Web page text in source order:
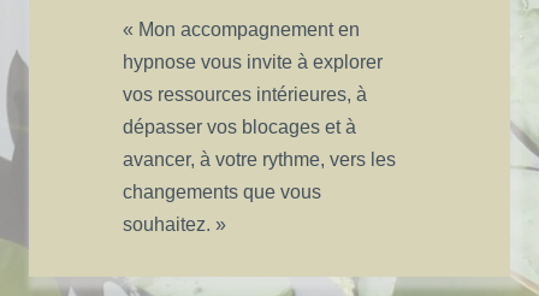
« Mon accompagnement en
hypnose vous invite à explorer
vos ressources intérieures, à
dépasser vos blocages et à
avancer, à votre rythme, vers les
changements que vous
souhaitez. »